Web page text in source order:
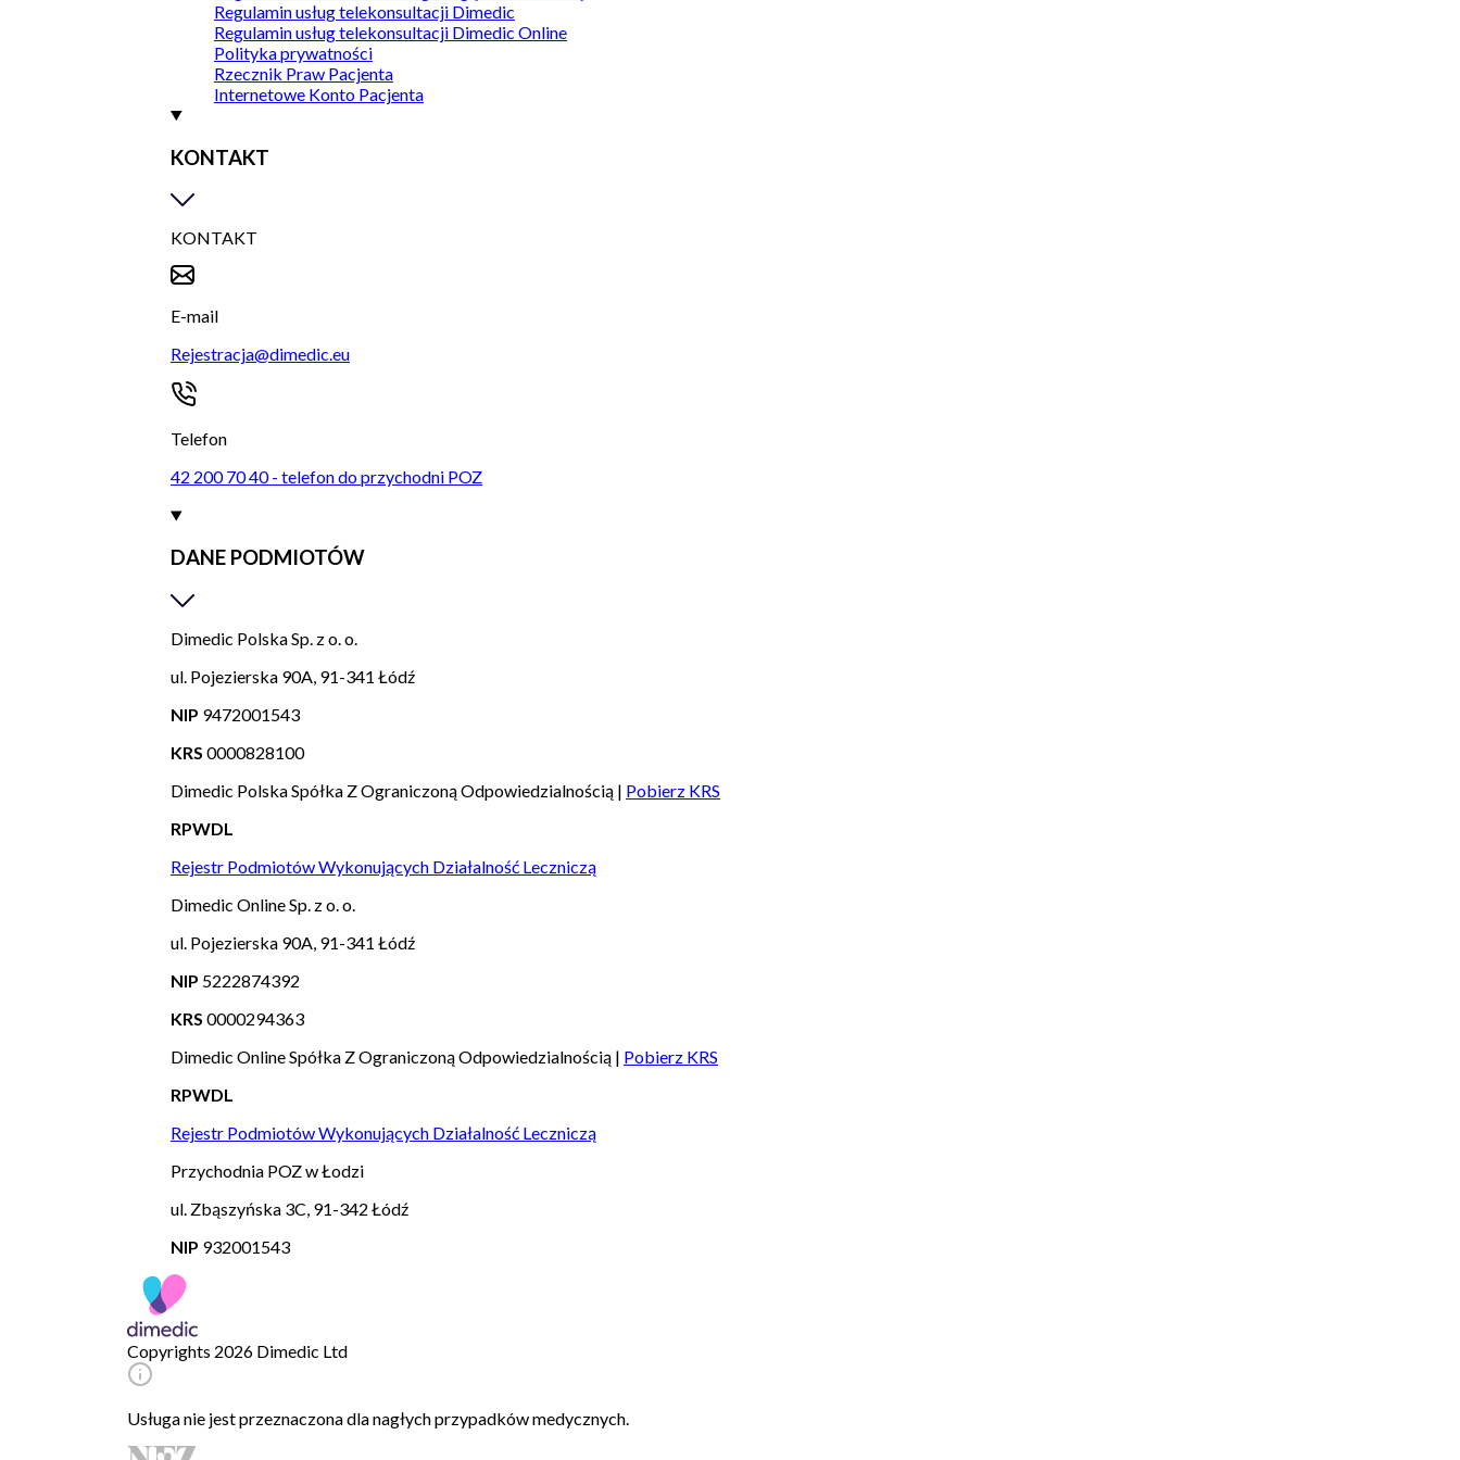
Regulamin usług telekonsultacji Dimedic
Regulamin usług telekonsultacji Dimedic Online
Polityka prywatności
Rzecznik Praw Pacjenta
Internetowe Konto Pacjenta
KONTAKT
KONTAKT
E-mail
Rejestracja@dimedic.eu
Telefon
42 200 70 40 - telefon do przychodni POZ
DANE PODMIOTÓW
Dimedic Polska Sp. z o. o.
ul. Pojezierska 90A, 91-341 Łódź
NIP 9472001543
KRS 0000828100
Dimedic Polska Spółka Z Ograniczoną Odpowiedzialnością | Pobierz KRS
RPWDL
Rejestr Podmiotów Wykonujących Działalność Leczniczą
Dimedic Online Sp. z o. o.
ul. Pojezierska 90A, 91-341 Łódź
NIP 5222874392
KRS 0000294363
Dimedic Online Spółka Z Ograniczoną Odpowiedzialnością | Pobierz KRS
RPWDL
Rejestr Podmiotów Wykonujących Działalność Leczniczą
Przychodnia POZ w Łodzi
ul. Zbąszyńska 3C, 91-342 Łódź
NIP 932001543
Copyrights 2026 Dimedic Ltd
Usługa nie jest przeznaczona dla nagłych przypadków medycznych.